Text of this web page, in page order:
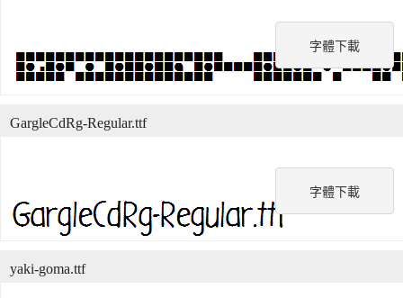
字體下載
字體下載
GargleCdRg-Regular.ttf
yaki-goma.ttf